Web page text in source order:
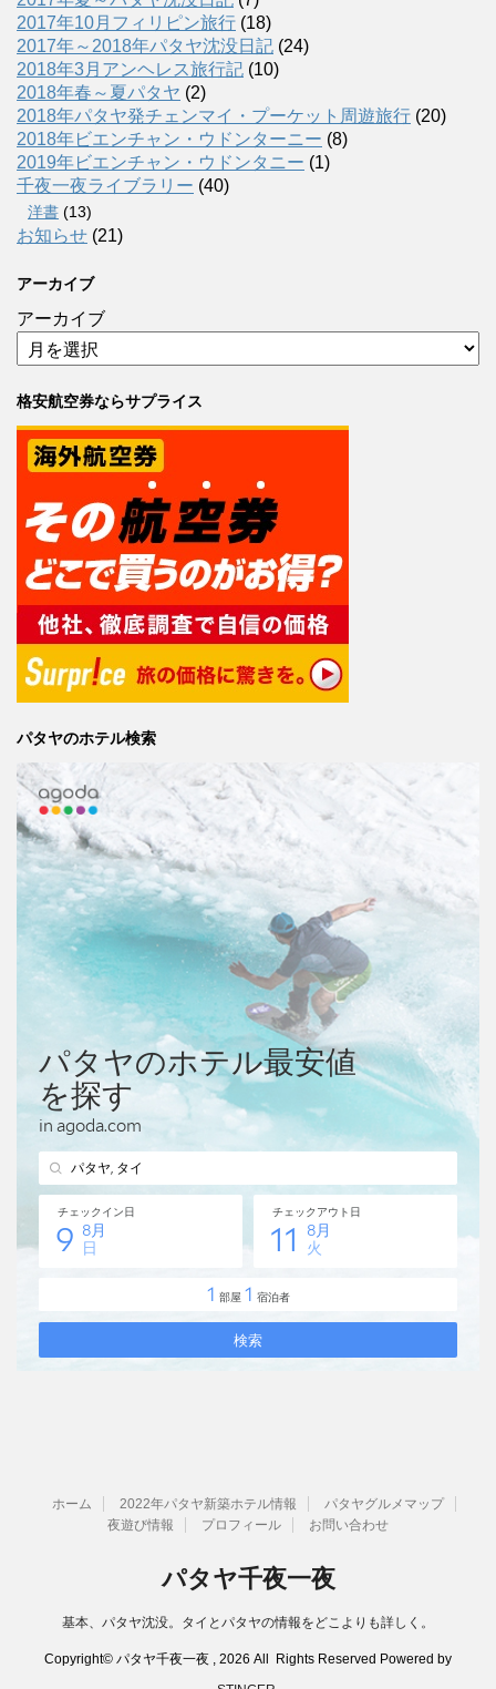
2017年10月フィリピン旅行 (18)
2017年～2018年パタヤ沈没日記 (24)
2018年3月アンヘレス旅行記 (10)
2018年春～夏パタヤ (2)
2018年パタヤ発チェンマイ・プーケット周遊旅行 (20)
2018年ビエンチャン・ウドンターニー (8)
2019年ビエンチャン・ウドンタニー (1)
千夜一夜ライブラリー (40)
洋書 (13)
お知らせ (21)
アーカイブ
アーカイブ
格安航空券ならサプライス
パタヤのホテル検索
ホーム 2022年パタヤ新築ホテル情報
パタヤグルメマップ
夜遊び情報
プロフィール お問い合わせ
パタヤ千夜一夜
基本、パタヤ沈没。タイとパタヤの情報をどこよりも詳しく。
Copyright© パタヤ千夜一夜 , 2026 All Rights Reserved Powered by